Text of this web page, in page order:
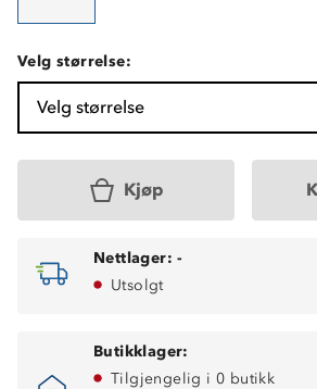
Velg størrelse:
Velg størrelse
Kjøp
Nettlager: -
Utsolgt
Butikklager:
Tilgjengelig i 0 butikk